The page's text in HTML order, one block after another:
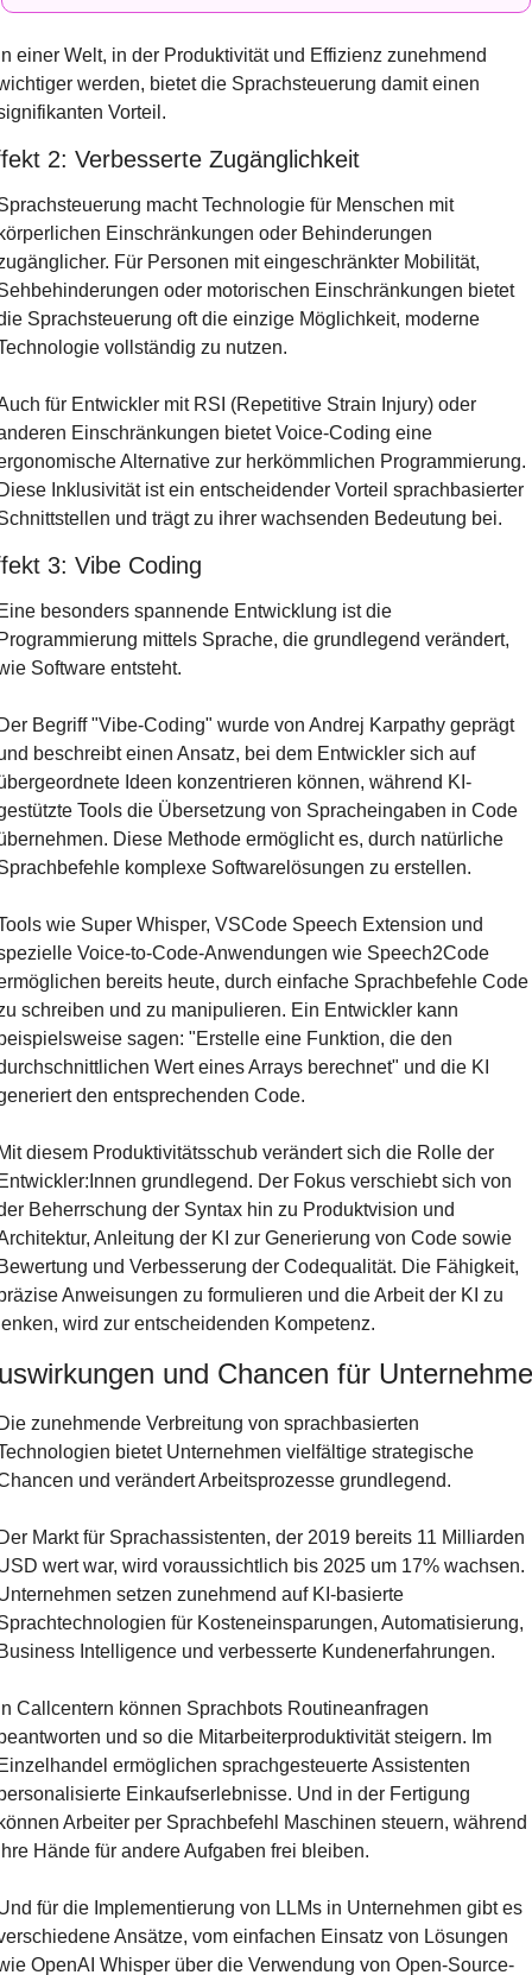
einer Welt, in der Produktivität und Effizienz zunehmend
werden, bietet die Sprachsteuerung damit einen
Vorteil.
2: Verbesserte Zugänglichkeit
macht Technologie für Menschen mit
Einschränkungen oder Behinderungen
Für Personen mit eingeschränkter Mobilität,
oder motorischen Einschränkungen bietet
Sprachsteuerung oft die einzige Möglichkeit, moderne
vollständig zu nutzen.
für Entwickler mit RSI (Repetitive Strain Injury) oder
Einschränkungen bietet Voice-Coding eine
Alternative zur herkömmlichen Programmierung.
Inklusivität ist ein entscheidender Vorteil sprachbasierter
und trägt zu ihrer wachsenden Bedeutung bei.
3: Vibe Coding
besonders spannende Entwicklung ist die
mittels Sprache, die grundlegend verändert,
Software entsteht.
Begriff "Vibe-Coding" wurde von Andrej Karpathy geprägt
beschreibt einen Ansatz, bei dem Entwickler sich auf
Ideen konzentrieren können, während KI-
Tools die Übersetzung von Spracheingaben in Code
Diese Methode ermöglicht es, durch natürliche
komplexe Softwarelösungen zu erstellen.
wie Super Whisper, VSCode Speech Extension und
Voice-to-Code-Anwendungen wie Speech2Code
bereits heute, durch einfache Sprachbefehle Code
schreiben und zu manipulieren. Ein Entwickler kann
sagen: "Erstelle eine Funktion, die den
Wert eines Arrays berechnet" und die KI
den entsprechenden Code.
diesem Produktivitätsschub verändert sich die Rolle der
grundlegend. Der Fokus verschiebt sich von
Beherrschung der Syntax hin zu Produktvision und
Anleitung der KI zur Generierung von Code sowie
und Verbesserung der Codequalität. Die Fähigkeit,
Anweisungen zu formulieren und die Arbeit der KI zu
wird zur entscheidenden Kompetenz.
und Chancen für
zunehmende Verbreitung von sprachbasierten
bietet Unternehmen vielfältige strategische
und verändert Arbeitsprozesse grundlegend.
Markt für Sprachassistenten, der 2019 bereits 11 Milliarden
wert war, wird voraussichtlich bis 2025 um 17% wachsen.
setzen zunehmend auf KI-basierte
für Kosteneinsparungen, Automatisierung,
Intelligence und verbesserte Kundenerfahrungen.
Callcentern können Sprachbots Routineanfragen
und so die Mitarbeiterproduktivität steigern. Im
ermöglichen sprachgesteuerte Assistenten
Einkaufserlebnisse. Und in der Fertigung
Arbeiter per Sprachbefehl Maschinen steuern, während
Hände für andere Aufgaben frei bleiben.
für die Implementierung von LLMs in Unternehmen gibt es
Ansätze, vom einfachen Einsatz von Lösungen
OpenAI Whisper über die Verwendung von Open-Source-